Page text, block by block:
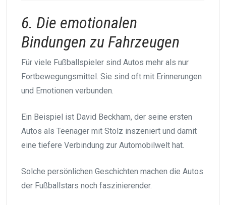
6. Die emotionalen
Bindungen zu Fahrzeugen
Für viele Fußballspieler sind Autos mehr als nur
Fortbewegungsmittel. Sie sind oft mit Erinnerungen
und Emotionen verbunden.
Ein Beispiel ist David Beckham, der seine ersten
Autos als Teenager mit Stolz inszeniert und damit
eine tiefere Verbindung zur Automobilwelt hat.
Solche persönlichen Geschichten machen die Autos
der Fußballstars noch faszinierender.